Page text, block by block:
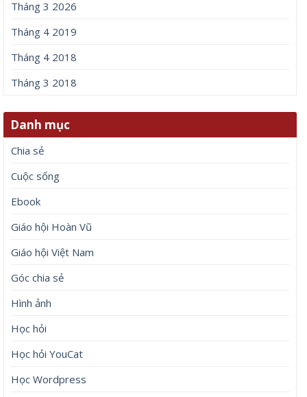
Tháng 3 2026
Tháng 4 2019
Tháng 4 2018
Tháng 3 2018
Danh mục
Chia sẻ
Cuộc sống
Ebook
Giáo hội Hoàn Vũ
Giáo hội Việt Nam
Góc chia sẻ
Hình ảnh
Học hỏi
Học hỏi YouCat
Học Wordpress